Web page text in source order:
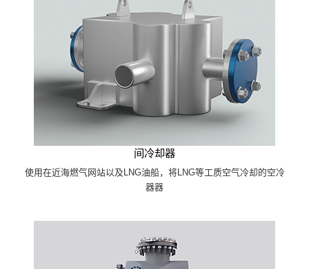
间冷却器
使用在近海燃气网站以及LNG油船，将LNG等工质空气冷却的空冷
器器